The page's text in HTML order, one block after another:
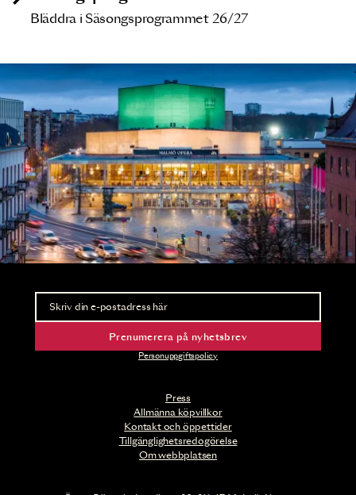
Bläddra i Säsongsprogrammet 26/27
Press
Allmänna köpvillkor
Kontakt och öppettider
Tillgänglighetsredogörelse
Om webbplatsen
Nyhetsbrev
Ta del av förhandsinformation och biljettsläpp.
Prenumerera på nyhetsbrev
Personuppgiftspolicy